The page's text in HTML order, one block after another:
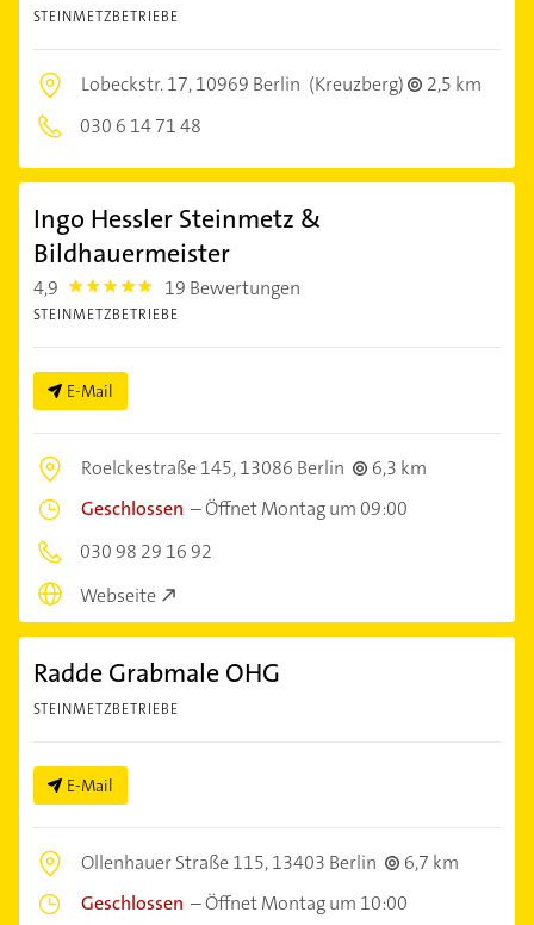
STEINMETZBETRIEBE
Lobeckstr. 17,10969 Berlin (Kreuzberg)
2,5 km
030 6 14 71 48
Ingo Hessler Steinmetz &
Bildhauermeister
4,9 4.9 19 Bewertungen
STEINMETZBETRIEBE
E-Mail
Roelckestraße 145,13086 Berlin
6,3 km
Geschlossen –Öffnet Montag um 09:00
030 98 29 16 92
Webseite
Radde Grabmale OHG
STEINMETZBETRIEBE
E-Mail
Ollenhauer Straße 115,13403 Berlin
6,7 km
Geschlossen –Öffnet Montag um 10:00